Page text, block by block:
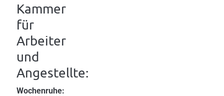
Kammer
für
Arbeiter
und
Angestellte:
Wochenruhe: